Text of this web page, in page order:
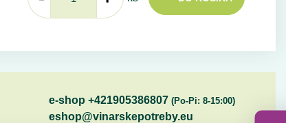
e-shop +421905386807 (Po-Pi: 8-15:00)
eshop@vinarskepotreby.eu